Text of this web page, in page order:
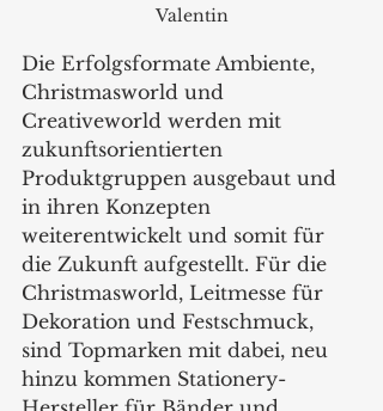
Valentin
Die Erfolgsformate Ambiente,
Christmasworld und
Creativeworld werden mit
zukunftsorientierten
Produktgruppen ausgebaut und
in ihren Konzepten
weiterentwickelt und somit für
die Zukunft aufgestellt. Für die
Christmasworld, Leitmesse für
Dekoration und Festschmuck,
sind Topmarken mit dabei, neu
hinzu kommen Stationery-